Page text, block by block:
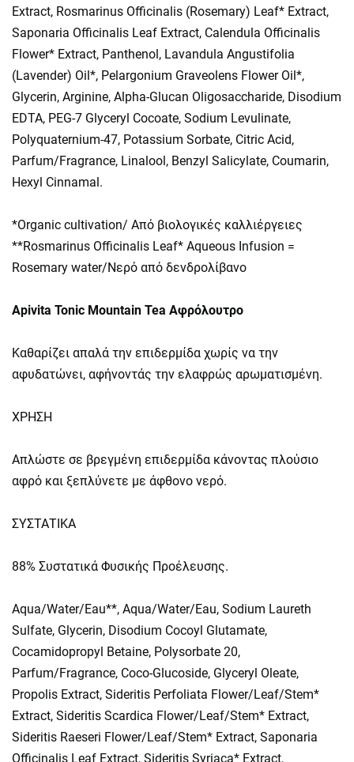
Extract, Rosmarinus Officinalis (Rosemary) Leaf* Extract,
Saponaria Officinalis Leaf Extract, Calendula Officinalis
Flower* Extract, Panthenol, Lavandula Angustifolia
(Lavender) Oil*, Pelargonium Graveolens Flower Oil*,
Glycerin, Arginine, Alpha-Glucan Oligosaccharide, Disodium
EDTA, PEG-7 Glyceryl Cocoate, Sodium Levulinate,
Polyquaternium-47, Potassium Sorbate, Citric Acid,
Parfum/Fragrance, Linalool, Benzyl Salicylate, Coumarin,
Hexyl Cinnamal.
*Organic cultivation/ Από βιολογικές καλλιέργειες
**Rosmarinus Officinalis Leaf* Aqueous Infusion =
Rosemary water/Νερό από δενδρολίβανο
Apivita Tonic Mountain Tea Αφρόλουτρο
Καθαρίζει απαλά την επιδερμίδα χωρίς να την
αφυδατώνει, αφήνοντάς την ελαφρώς αρωματισμένη.
ΧΡΗΣΗ
Απλώστε σε βρεγμένη επιδερμίδα κάνοντας πλούσιο
αφρό και ξεπλύνετε με άφθονο νερό.
ΣΥΣΤΑΤΙΚΑ
88% Συστατικά Φυσικής Προέλευσης.
Aqua/Water/Eau**, Aqua/Water/Eau, Sodium Laureth
Sulfate, Glycerin, Disodium Cocoyl Glutamate,
Cocamidopropyl Betaine, Polysorbate 20,
Parfum/Fragrance, Coco-Glucoside, Glyceryl Oleate,
Propolis Extract, Sideritis Perfoliata Flower/Leaf/Stem*
Extract, Sideritis Scardica Flower/Leaf/Stem* Extract,
Sideritis Raeseri Flower/Leaf/Stem* Extract, Saponaria
Officinalis Leaf Extract, Sideritis Syriaca* Extract,